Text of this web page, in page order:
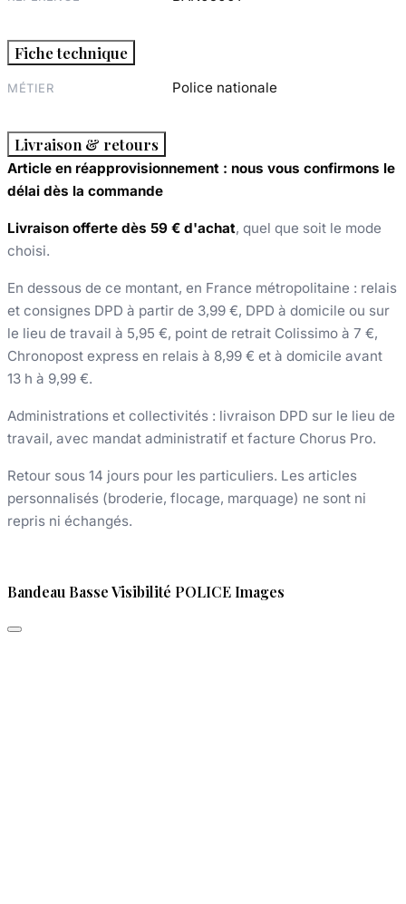
Fiche technique
MÉTIER Police nationale
Livraison & retours
Article en réapprovisionnement : nous vous confirmons le
délai dès la commande
Livraison offerte dès 59 € d'achat, quel que soit le mode
choisi.
En dessous de ce montant, en France métropolitaine : relais
et consignes DPD à partir de 3,99 €, DPD à domicile ou sur
le lieu de travail à 5,95 €, point de retrait Colissimo à 7 €,
Chronopost express en relais à 8,99 € et à domicile avant
13 h à 9,99 €.
Administrations et collectivités : livraison DPD sur le lieu de
travail, avec mandat administratif et facture Chorus Pro.
Retour sous 14 jours pour les particuliers. Les articles
personnalisés (broderie, flocage, marquage) ne sont ni
repris ni échangés.
Bandeau Basse Visibilité POLICE Images